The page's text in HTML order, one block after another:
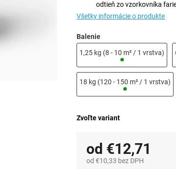
Zvoľte variant
Balenie
1,25 kg (8 - 10 m² / 1 vrstva)
18 kg (120 - 150 m² / 1 vrstva)
odtieň zo vzorkovníka
Všetky informácie o produkte
od €12,71
od €10,33 bez DPH